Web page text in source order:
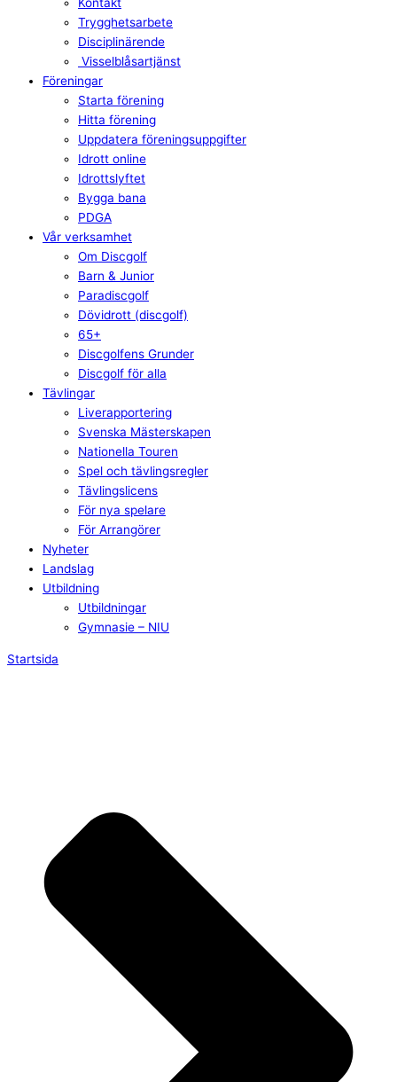
Trygghetsarbete
Disciplinärende
Visselblåsartjänst
Föreningar
Starta förening
Hitta förening
Uppdatera föreningsuppgifter
Idrott online
Idrottslyftet
Bygga bana
PDGA
Vår verksamhet
Om Discgolf
Barn & Junior
Paradiscgolf
Dövidrott (discgolf)
65+
Discgolfens Grunder
Discgolf för alla
Tävlingar
Liverapportering
Svenska Mästerskapen
Nationella Touren
Spel och tävlingsregler
Tävlingslicens
För nya spelare
För Arrangörer
Nyheter
Landslag
Utbildning
Utbildningar
Gymnasie – NIU
Startsida